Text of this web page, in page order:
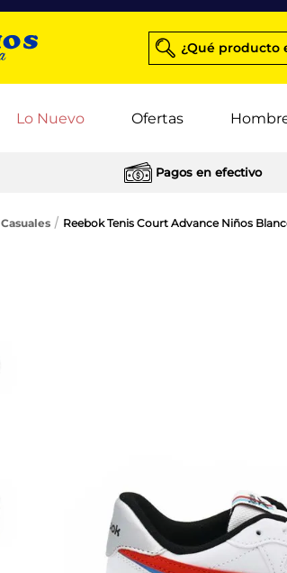
¿Qué producto
Lo Nuevo Ofertas
Pagos en efectivo
Casuales Reebok Tenis Court Advance Niños